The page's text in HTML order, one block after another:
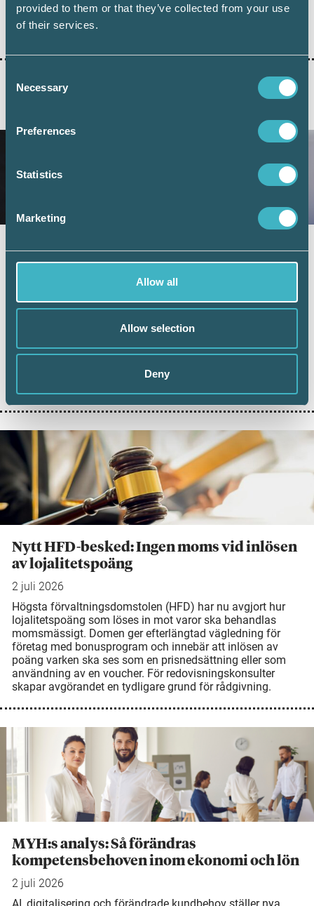
provided to them or that they’ve collected from your use
of their services.
Selection
Necessary
Preferences
Statistics
Marketing
Allow all
Allow selection
Deny
REX
redovisningskonsulterna bidrar till
6 juli 2026
Digital inlämning av årsredovisningar fortsätter att öka.
Under juni 2026 sattes ett nytt rekord när 101 126 företag
lämnade in sin årsredovisning digitalt – första gången
visar ny statistik från Bolagsverket att digital inlämning
ger färre kompletteringar och snabbare handläggning.
Nytt HFD-besked: Ingen moms vid inlösen
av lojalitetspoäng
2 juli 2026
Högsta förvaltningsdomstolen (HFD) har nu avgjort hur
lojalitetspoäng som löses in mot varor ska behandlas
momsmässigt. Domen ger efterlängtad vägledning för
företag med bonusprogram och innebär att inlösen av
poäng varken ska ses som en prisnedsättning eller som
användning av en voucher. För redovisningskonsulter
skapar avgörandet en tydligare grund för rådgivning.
MYH:s analys: Så förändras
kompetensbehoven inom ekonomi och lön
2 juli 2026
AI, digitalisering och förändrade kundbehov ställer nya